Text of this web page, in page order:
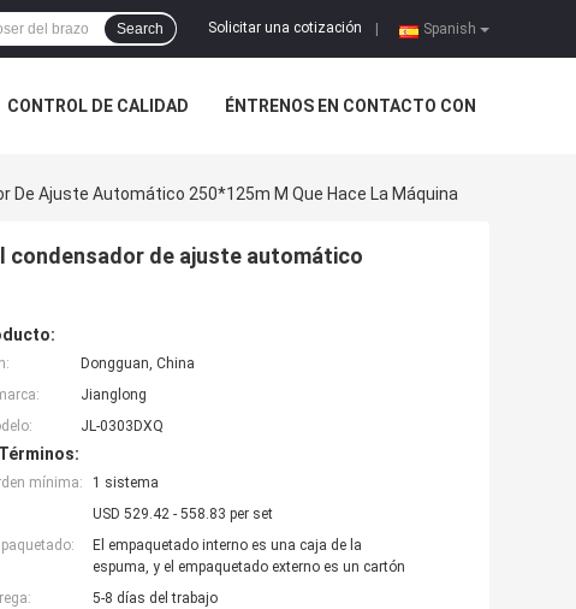
Spanish
Solicitar una cotización
Search
CONTROL DE CALIDAD ÉNTRENOS EN CONTACTO CON
De Ajuste Automático 250*125m M Que Hace La Máquina
condensador de ajuste automático
Dongguan, China
Jianglong
JL-0303DXQ
mínima:
1 sistema
USD 529.42 - 558.83 per set
El empaquetado interno es una caja de la
espuma, y el empaquetado externo es un cartón
5-8 días del trabajo